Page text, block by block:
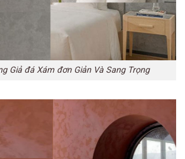
Giả đá Xám đơn Giản Và Sang Trọng